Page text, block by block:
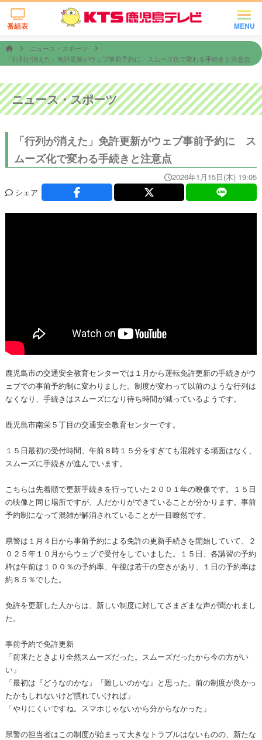
MENU
番組表
ニュース・スポーツ
「行列が消えた」免許更新がウェブ事前予約に スムーズ化で変わる手続きと注意点
ニュース・スポーツ
「行列が消えた」免許更新がウェブ事前予約に ス
ムーズ化で変わる手続きと注意点
2026年1月15日(木) 19:05
シェア
鹿児島市の交通安全教育センターでは１月から運転免許更新の手続きがウ
ェブでの事前予約制に変わりました。制度が変わって以前のような行列は
なくなり、手続きはスムーズになり待ち時間が減っているようです。
鹿児島市南栄５丁目の交通安全教育センターです。
１５日最初の受付時間、午前８時１５分をすぎても混雑する場面はなく、
スムーズに手続きが進んでいます。
こちらは先着順で更新手続きを行っていた２００１年の映像です。１５日
の映像と同じ場所ですが、人だかりができていることが分かります。事前
予約制になって混雑が解消されていることが一目瞭然です。
県警は１月４日から事前予約による免許の更新手続きを開始していて、２
０２５年１０月からウェブで受付をしていました。１５日、各講習の予約
枠は午前は１００％の予約率、午後は若干の空きがあり、１日の予約率は
約８５％でした。
免許を更新した人からは、新しい制度に対してさまざまな声が聞かれまし
た。
事前予約で免許更新
「前来たときより全然スムーズだった。スムーズだったから今の方がい
い」
「最初は『どうなのかな』『難しいのかな』と思った。前の制度が良かっ
たかもしれないけど慣れていければ」
「やりにくいですね。スマホじゃないから分からなかった」
県警の担当者はこの制度が始まって大きなトラブルはないものの、新たな